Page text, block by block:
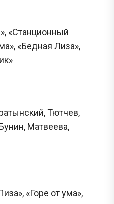
«Станционный
«Бедная Лиза»,
Тютчев,
Матвеева,
«Горе от ума»,